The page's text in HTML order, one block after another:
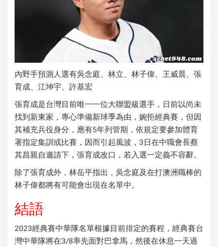
內野手預測人選有吳念庭、林立、林子偉、王威晨、張
育成、江坤宇、許基宏
張育成是台灣目前唯一一位大聯盟級選手，日前以尚未
找到新東家，專心準備新球季為由，婉拒經典賽，但因
其補充兵役身分，應有5年列管期，依規定要參加體育
署指定集訓或比賽，因而引起風波，3日在中職會長蔡
其昌親自邀請下，張育成改口，若入選一定義不容辭。
除了張育成外，林岳平指出，吳念庭及在打澳洲職棒的
林子偉都將有可能會出現在名單中。
結語
2023經典賽中華隊名單根據目前排定的賽程， 經典賽台
灣中華隊將在3/8率先面對巴拿馬，然後在休息一天過